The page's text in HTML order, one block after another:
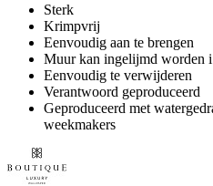
Sterk
Krimpvrij
Eenvoudig aan te brengen
Muur kan ingelijmd worden
Eenvoudig te verwijderen
Verantwoord geproduceerd
Geproduceerd met
weekmakers